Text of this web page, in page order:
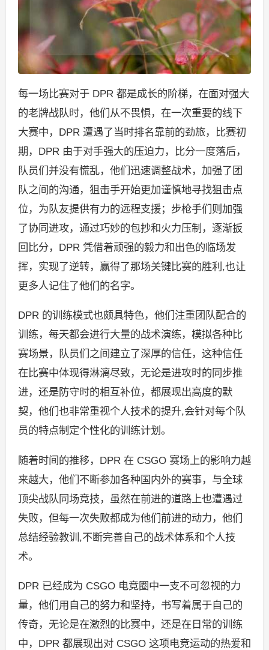
每一场比赛对于 DPR 都是成长的阶梯，在面对强大
的老牌战队时，他们从不畏惧，在一次重要的线下
大赛中，DPR 遭遇了当时排名靠前的劲旅，比赛初
期，DPR 由于对手强大的压迫力，比分一度落后，
队员们并没有慌乱，他们迅速调整战术，加强了团
队之间的沟通，狙击手开始更加谨慎地寻找狙击点
位，为队友提供有力的远程支援；步枪手们则加强
了协同进攻，通过巧妙的包抄和火力压制，逐渐扳
回比分，DPR 凭借着顽强的毅力和出色的临场发
挥，实现了逆转，赢得了那场关键比赛的胜利,也让
更多人记住了他们的名字。
DPR 的训练模式也颇具特色，他们注重团队配合的
训练，每天都会进行大量的战术演练，模拟各种比
赛场景，队员们之间建立了深厚的信任，这种信任
在比赛中体现得淋漓尽致，无论是进攻时的同步推
进，还是防守时的相互补位，都展现出高度的默
契，他们也非常重视个人技术的提升,会针对每个队
员的特点制定个性化的训练计划。
随着时间的推移，DPR 在 CSGO 赛场上的影响力越
来越大，他们不断参加各种国内外的赛事，与全球
顶尖战队同场竞技，虽然在前进的道路上也遭遇过
失败，但每一次失败都成为他们前进的动力，他们
总结经验教训,不断完善自己的战术体系和个人技
术。
DPR 已经成为 CSGO 电竞圈中一支不可忽视的力
量，他们用自己的努力和坚持，书写着属于自己的
传奇，无论是在激烈的比赛中，还是在日常的训练
中，DPR 都展现出对 CSGO 这项电竞运动的热爱和